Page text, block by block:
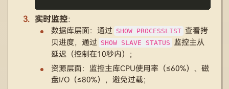
实时监控：
数据库层面：通过 SHOW PROCESSLIST 查看拷
贝进度，通过 SHOW SLAVE STATUS 监控主从
延迟（控制在10秒内）；
资源层面：监控主库CPU使用率（≤60%）、磁
盘I/O（≤80%），避免过载；